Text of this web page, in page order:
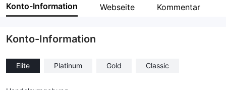
Unternehmen
Konto-Information Webseite Kommentar
Konto-Information
Elite Platinum Gold Classic